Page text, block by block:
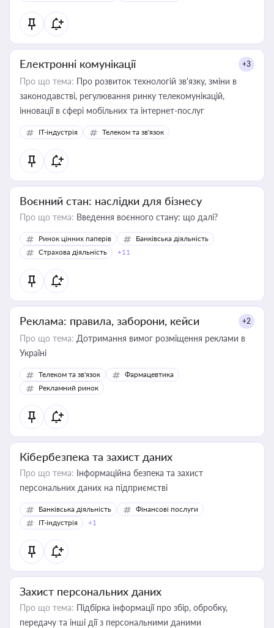
Електронні комунікації +3
Про що тема: Про розвиток технологій зв'язку, зміни в
законодавстві, регулювання ринку телекомунікацій,
інновації в сфері мобільних та інтернет-послуг
IT-індустрія Телеком та зв'язок
Воєнний стан: наслідки для бізнесу
Про що тема: Введення воєнного стану: що далі?
Ринок цінних паперів
Банківська діяльність
Страхова діяльність
+11
Реклама: правила, заборони, кейси +2
Про що тема: Дотримання вимог розміщення реклами в
Україні
Телеком та зв'язок
Фармацевтика
Рекламний ринок
Кібербезпека та захист даних
Про що тема: Інформаційна безпека та захист
персональних даних на підприємстві
Банківська діяльність
Фінансові послуги
IT-індустрія
+1
Захист персональних даних
Про що тема: Підбірка інформації про збір, обробку,
передачу та інші дії з персональними даними